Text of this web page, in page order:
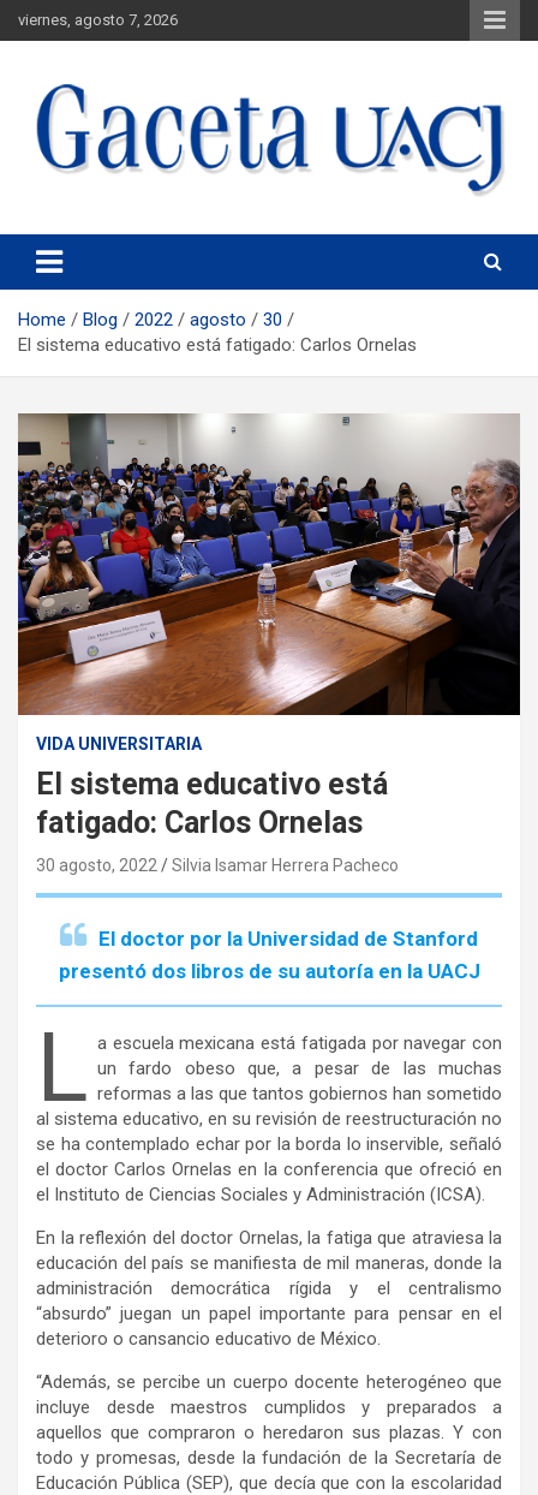
viernes, agosto 7, 2026
Gaceta UACJ
Home Blog 2022 agosto
30
El sistema educativo está fatigado: Carlos Ornelas
VIDA UNIVERSITARIA
El sistema educativo está
fatigado: Carlos Ornelas
30 agosto, 2022 Silvia Isamar Herrera Pacheco
El doctor por la Universidad de Stanford
presentó dos libros de su autoría en la UACJ
L a escuela mexicana está fatigada por navegar con
un fardo obeso que, a pesar de las muchas
reformas a las que tantos gobiernos han sometido
al sistema educativo, en su revisión de reestructuración no
se ha contemplado echar por la borda lo inservible, señaló
el doctor Carlos Ornelas en la conferencia que ofreció en
el Instituto de Ciencias Sociales y Administración (ICSA).
En la reflexión del doctor Ornelas, la fatiga que atraviesa la
educación del país se manifiesta de mil maneras, donde la
administración democrática rígida y el centralismo
“absurdo” juegan un papel importante para pensar en el
deterioro o cansancio educativo de México.
“Además, se percibe un cuerpo docente heterogéneo que
incluye desde maestros cumplidos y preparados a
aquellos que compraron o heredaron sus plazas. Y con
todo y promesas, desde la fundación de la Secretaría de
Educación Pública (SEP), que decía que con la escolaridad